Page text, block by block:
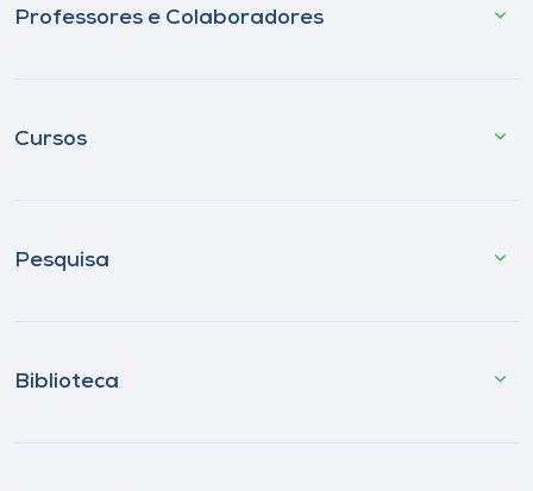
Professores e Colaboradores
Cursos
Pesquisa
Biblioteca